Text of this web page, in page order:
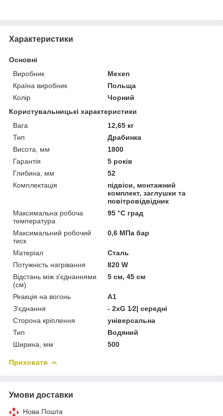
Характеристики
Основні
Виробник
Mexen
Країна виробник
Польща
Колір
Чорний
Користувальницькі характеристики
Вага
12,65 кг
Тип
Драбинка
Висота, мм
1800
Гарантія
5 років
Глибина, мм
52
Комплектація
підвіси, монтажний
комплект, заглушки та
повітровідвідник
Максимальна робоча
температура
95 °С град
Максимальний робочий
тиск
0,6 МПа бар
Матеріал
Сталь
Потужність нагрівання
820 W
Відстань між з'єднаннями
(см)
5 см, 45 см
Реакція на вогонь
А1
З'єднання
- 2xG 1⁄2| середні
Сторона кріплення
універсальна
Тип
Водяний
Ширина, мм
500
Приховати
Умови доставки
Нова Пошта